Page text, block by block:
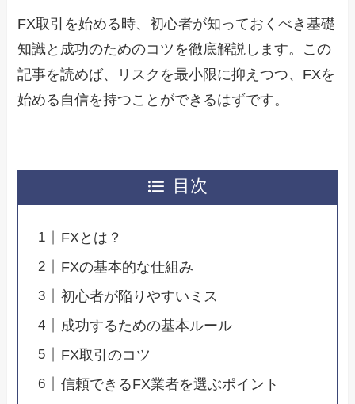
FX取引を始める時、初心者が知っておくべき基礎
知識と成功のためのコツを徹底解説します。この
記事を読めば、リスクを最小限に抑えつつ、FXを
始める自信を持つことができるはずです。
目次
FXとは？
FXの基本的な仕組み
初心者が陥りやすいミス
成功するための基本ルール
FX取引のコツ
信頼できるFX業者を選ぶポイント